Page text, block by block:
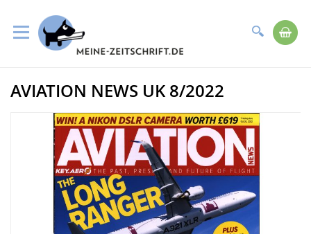
Suche
zum
Inhalt
Zum
Bildergalerie
AVIATION NEWS UK 8/2022